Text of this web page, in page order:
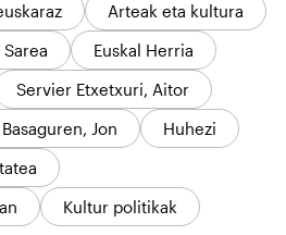
Arteak eta kultura
Sarea
Euskal Herria
Servier Etxetxuri, Aitor
Basaguren, Jon
Huhezi
Kultur politikak